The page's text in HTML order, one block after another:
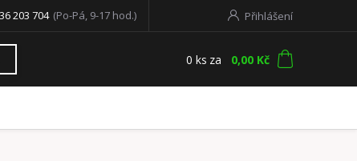
Přihlášení
203 704 (Po-Pá, 9-17 hod.)
0 ks za 0,00 Kč